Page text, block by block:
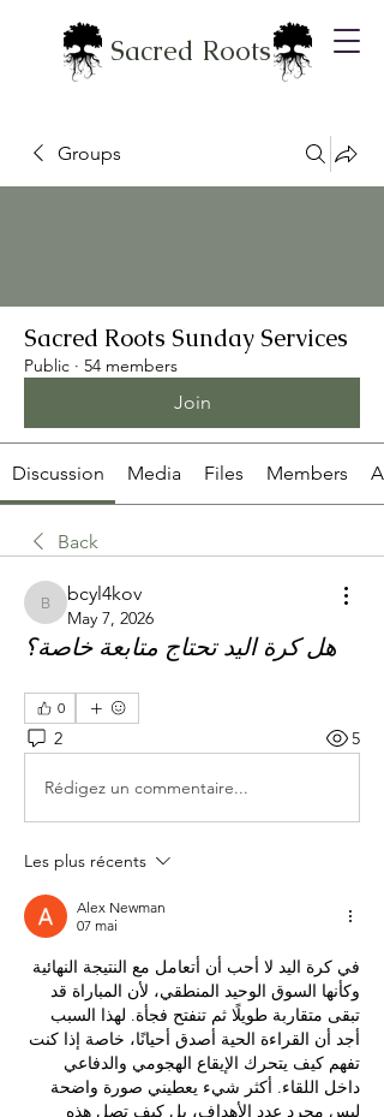
Sacred Roots
Groups
Sacred Roots Sunday Services
Public · 54 members
Join
Discussion Media Files Members
Back
bcyl4kov
bcyl4kov
May 7, 2026
هل كرة اليد تحتاج متابعة خاصة؟
0
2 5
Rédigez un commentaire...
Les plus récents
Alex Newman
07 mai